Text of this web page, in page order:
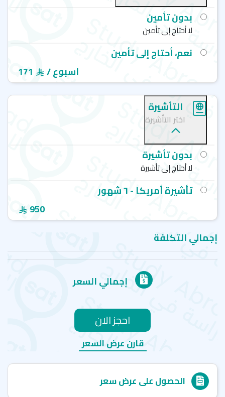
بدون تأمين
لا أحتاج إلى تأمين
نعم، أحتاج إلى تأمين
171
/ اسبوع
التأشيرة
اختر التأشيرة
بدون تأشيرة
لا أحتاج إلى تأشيرة
تأشيرة أمريكا - ٦ شهور
950
إجمالي التكلفة
إجمالي السعر
احجز الان
قارن عرض السعر
الحصول على عرض سعر